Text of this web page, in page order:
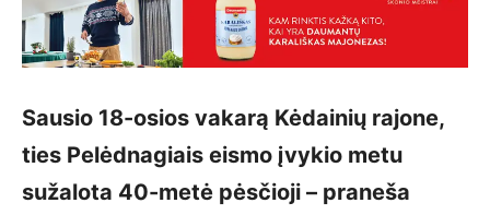
Sausio 18-osios vakarą Kėdainių rajone,
ties Pelėdnagiais eismo įvykio metu
sužalota 40-metė pėsčioji – praneša